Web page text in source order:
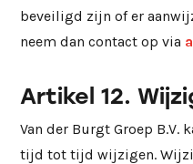
beveiligd zijn of er
neem dan contact op via
Artikel 12.
Van der Burgt Groep B.V.
tijd tot tijd wijzigen.